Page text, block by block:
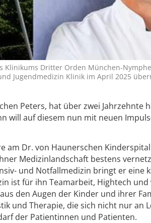
Klinikums Dritter Orden München-
Jugendmedizin Klinik im April 2025
Peters, hat über zwei Jahrzehnte
will auf diesem nun mit neuen
am Dr. von Haunerschen
Medizinlandschaft bestens
und Notfallmedizin bringt er eine
ist für ihn Teamarbeit, Hightech und
den Augen der Kinder und ihrer
und Therapie, die sich nicht nur an
der Patientinnen und Patienten.